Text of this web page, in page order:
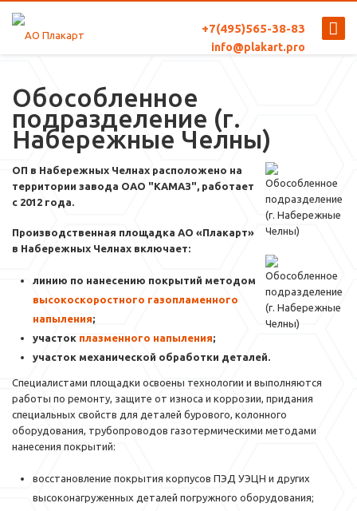
+7(495)565-38-83
info@plakart.pro
Обособленное
подразделение (г.
Набережные Челны)
ОП в Набережных Челнах расположено на
территории завода ОАО "КАМАЗ", работает
с 2012 года.
Производственная площадка АО «Плакарт»
в Набережных Челнах включает:
линию по нанесению покрытий методом
высокоскоростного газопламенного
напыления;
участок плазменного напыления;
участок механической обработки деталей.
Специалистами площадки освоены технологии и выполняются
работы по ремонту, защите от износа и коррозии, придания
специальных свойств для деталей бурового, колонного
оборудования, трубопроводов газотермическими методами
нанесения покрытий:
восстановление покрытия корпусов ПЭД УЭЦН и других
высоконагруженных деталей погружного оборудования;